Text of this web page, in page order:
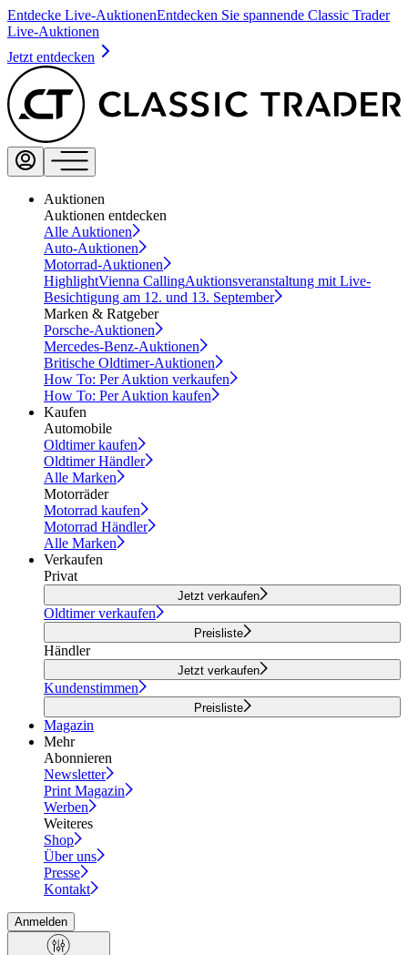
Entdecke Live-AuktionenEntdecken Sie spannende Classic Trader
Live-Auktionen
Jetzt entdecken
Auktionen
Auktionen entdecken
Alle Auktionen
Auto-Auktionen
Motorrad-Auktionen
HighlightVienna CallingAuktionsveranstaltung mit Live-
Besichtigung am 12. und 13. September
Marken & Ratgeber
Porsche-Auktionen
Mercedes-Benz-Auktionen
Britische Oldtimer-Auktionen
How To: Per Auktion verkaufen
How To: Per Auktion kaufen
Kaufen
Automobile
Oldtimer kaufen
Oldtimer Händler
Alle Marken
Motorräder
Motorrad kaufen
Motorrad Händler
Alle Marken
Verkaufen
Privat
Jetzt verkaufen
Oldtimer verkaufen
Preisliste
Händler
Jetzt verkaufen
Kundenstimmen
Preisliste
Magazin
Mehr
Abonnieren
Newsletter
Print Magazin
Werben
Weiteres
Shop
Über uns
Presse
Kontakt
Anmelden